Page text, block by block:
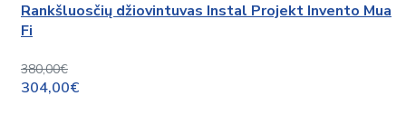
Rankšluosčių džiovintuvas Instal Projekt Invento Mua
Fi
380,00€
304,00€